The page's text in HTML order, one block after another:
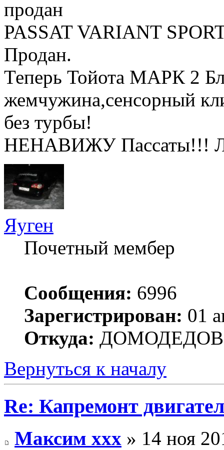
продан
PASSAT VARIANT
Продан.
Теперь Тойота МАРК 2
жемчужина,сенсорный
без турбы!
НЕНАВИЖУ
Яуген
Почетный мембер
Сообщения: 6996
Зарегистрирован: 01
Откуда:
Вернуться к началу
Re: Капремонт
Максим xxx » 14 ноя